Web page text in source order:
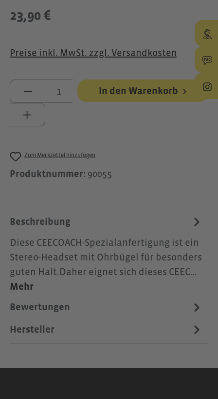
23,90 €
Preise inkl. MwSt. zzgl. Versandkosten
Produkt Anzahl: Gib den
In den Warenkorb
Zum Merkzettel hinzufügen
Produktnummer: 90055
Beschreibung
Diese CEECOACH-Spezialanfertigung ist ein
Stereo-Headset mit Ohrbügel für besonders
guten Halt.Daher eignet sich dieses CEEC…
Mehr
Bewertungen
Hersteller